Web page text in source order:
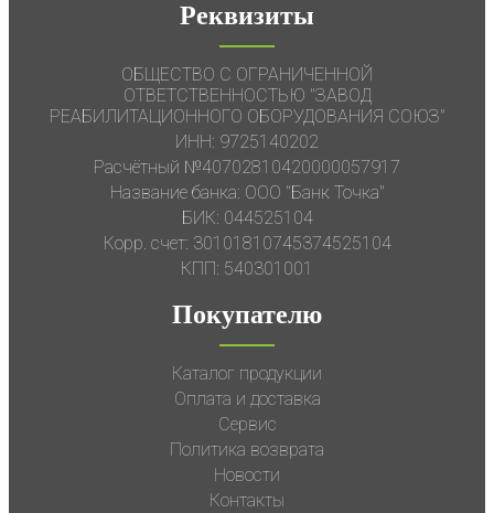
Реквизиты
ОБЩЕСТВО С ОГРАНИЧЕННОЙ
ОТВЕТСТВЕННОСТЬЮ "ЗАВОД
РЕАБИЛИТАЦИОННОГО ОБОРУДОВАНИЯ СОЮЗ"
ИНН: 9725140202
Расчётный №40702810420000057917
Название банка: ООО "Банк Точка"
БИК: 044525104
Корр. счет: 30101810745374525104
КПП: 540301001
Покупателю
Каталог продукции
Оплата и доставка
Сервис
Политика возврата
Новости
Контакты